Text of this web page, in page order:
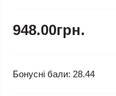
948.00грн.
Бонусні бали: 28.44